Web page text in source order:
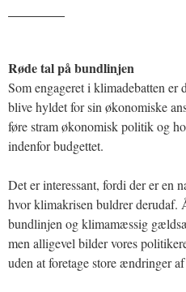
Røde tal på bundlinjen
Som engageret i klimadebatten er
blive hyldet for sin økonomiske
føre stram økonomisk politik og
indenfor budgettet.
Det er interessant, fordi der er en
hvor klimakrisen buldrer derudaf.
bundlinjen og klimamæssig
men alligevel bilder vores
uden at foretage store ændringer